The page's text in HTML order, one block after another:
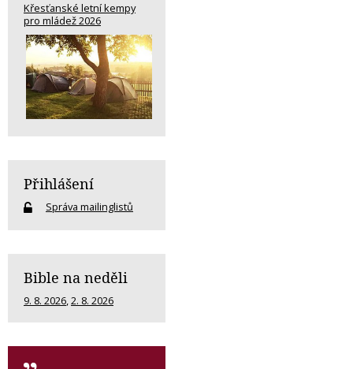
Křesťanské letní kempy
pro mládež 2026
Přihlášení
Správa mailinglistů
Bible na neděli
9. 8. 2026,2. 8. 2026